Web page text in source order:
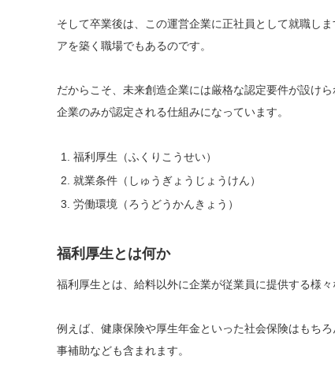
そして卒業後は、この運営企業に正社員として就職し
アを築く職場でもあるのです。
だからこそ、未来創造企業には厳格な認定要件が設け
企業のみが認定される仕組みになっています。
福利厚生（ふくりこうせい）
就業条件（しゅうぎょうじょうけん）
労働環境（ろうどうかんきょう）
福利厚生とは何か
福利厚生とは、給料以外に企業が従業員に提供する様々
例えば、健康保険や厚生年金といった社会保険はもち
事補助なども含まれます。